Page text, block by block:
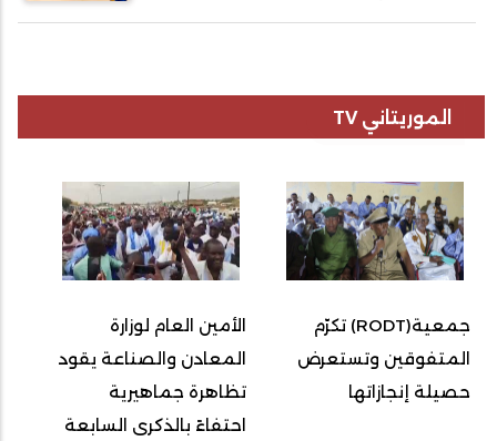
الموريتاني TV
جمعية(RODT) تكرّم
المتفوقين وتستعرض
حصيلة إنجازاتها
الأمين العام لوزارة
المعادن والصناعة يقود
تظاهرة جماهيرية
احتفاءً بالذكرى السابعة